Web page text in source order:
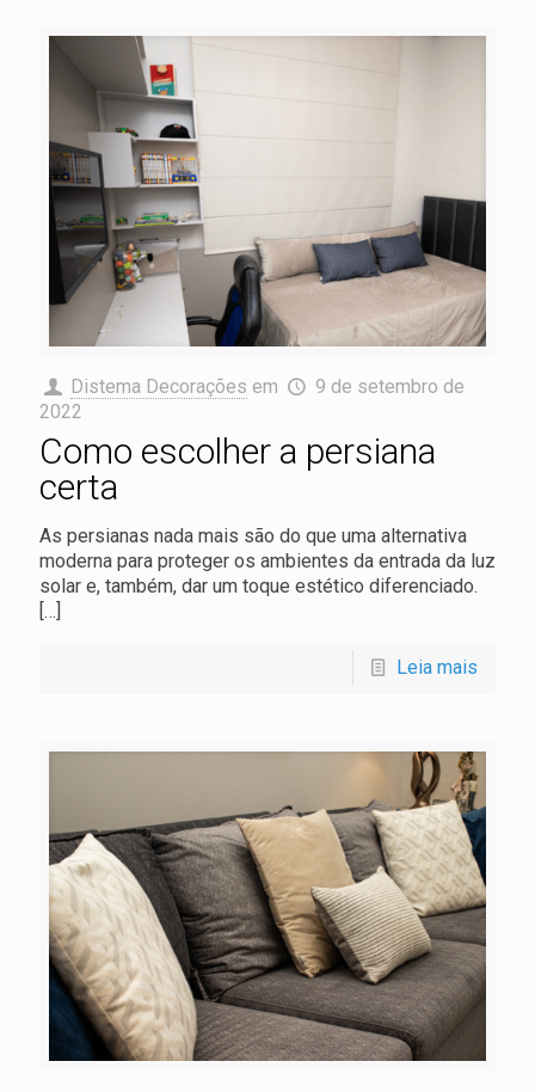
Distema Decorações em
9 de setembro de
2022
Como escolher a persiana
certa
As persianas nada mais são do que uma alternativa
moderna para proteger os ambientes da entrada da luz
solar e, também, dar um toque estético diferenciado.
[…]
Leia mais